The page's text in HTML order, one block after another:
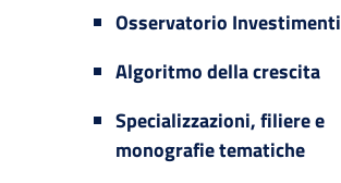
Osservatorio Investimenti
Algoritmo della crescita
Specializzazioni, filiere e
monografie tematiche